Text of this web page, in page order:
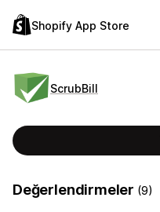
Shopify App Store
ScrubBill
Değerlendirmeler (9)